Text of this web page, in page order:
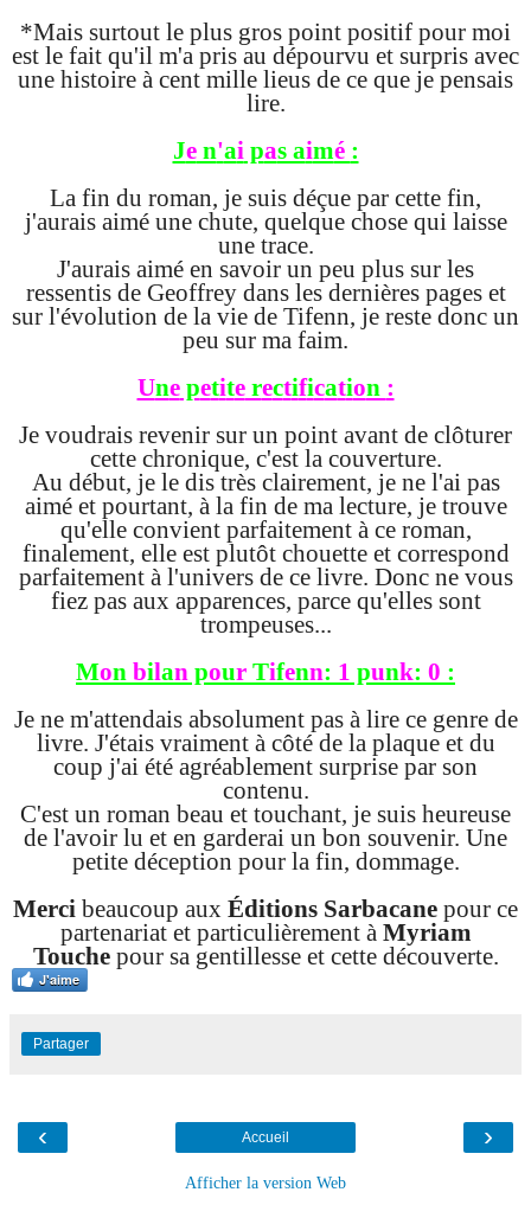
*Mais surtout le plus gros point positif pour moi
est le fait qu'il m'a pris au dépourvu et surpris avec
une histoire à cent mille lieus de ce que je pensais
lire.
Jen'ai pas aimé :
La fin du roman, je suis déçue par cette fin,
j'aurais aimé une chute, quelque chose qui laisse
une trace.
J'aurais aimé en savoir un peu plus sur les
ressentis de Geoffrey dans les dernières pages et
sur l'évolution de la vie de Tifenn, je reste donc un
peu sur ma faim.
Unepetiterectification :
Je voudrais revenir sur un point avant de clôturer
cette chronique, c'est la couverture.
Au début, je le dis très clairement, je ne l'ai pas
aimé et pourtant, à la fin de ma lecture, je trouve
qu'elle convient parfaitement à ce roman,
finalement, elle est plutôt chouette et correspond
parfaitement à l'univers de ce livre. Donc ne vous
fiez pas aux apparences, parce qu'elles sont
trompeuses...
Mon bilan pour Tifenn: 1 punk: 0 :
Je ne m'attendais absolument pas à lire ce genre de
livre. J'étais vraiment à côté de la plaque et du
coup j'ai été agréablement surprise par son
contenu.
C'est un roman beau et touchant, je suis heureuse
de l'avoir lu et en garderai un bon souvenir. Une
petite déception pour la fin, dommage.
Merci beaucoup aux Éditions Sarbacane pour ce
partenariat et particulièrement à Myriam
Touchepour sa gentillesse et cette découverte.
J'aime
Partager
‹ ›
Accueil
Afficher la version Web